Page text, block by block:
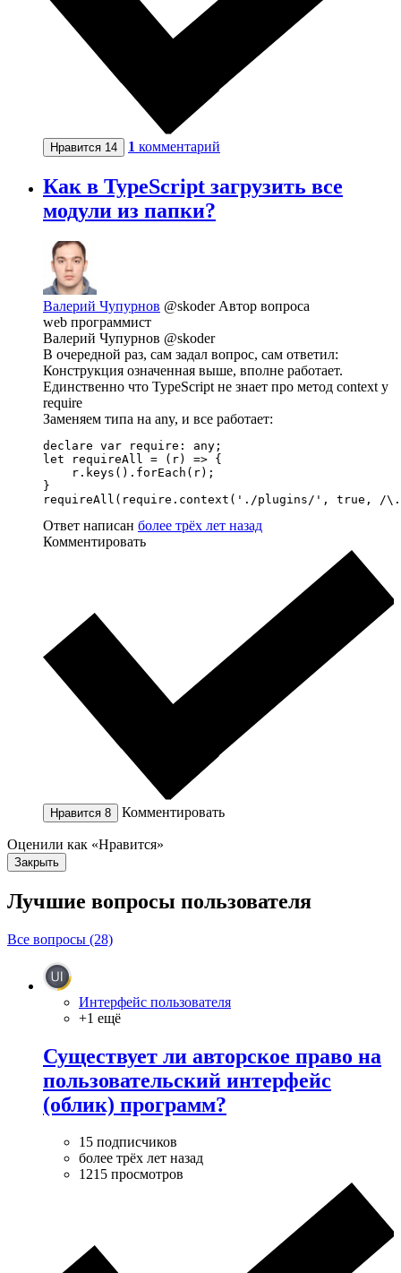
Нравится 14 1 комментарий
Как в TypeScript загрузить все
модули из папки?
Валерий Чупурнов @skoder Автор вопроса
web программист
Валерий Чупурнов @skoder
В очередной раз, сам задал вопрос, сам ответил:
Конструкция означенная выше, вполне работает.
Единственно что TypeScript не знает про метод context у
require
Заменяем типа на any, и все работает:
declare var require: any;
let requireAll = (r) => {
    r.keys().forEach(r);
}
requireAll(require.context('./plugins/', true, /
Ответ написан более трёх лет назад
Комментировать
Нравится 8 Комментировать
Оценили как «Нравится»
Закрыть
Лучшие вопросы пользователя
Все вопросы (28)
Интерфейс пользователя
+1 ещё
Существует ли авторское право на
пользовательский интерфейс
(облик) программ?
15 подписчиков
более трёх лет назад
1215 просмотров